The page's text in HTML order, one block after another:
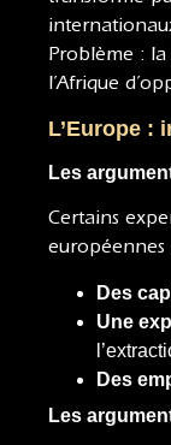
Problème : la
l’Afrique
L’Europe :
Les
Certains
Des
Une
Des
Les